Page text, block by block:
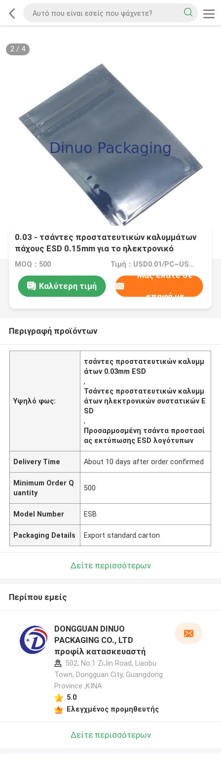
2/ 4
0.03 - τσάντες προστατευτικών καλυμμάτων
πάχους ESD 0.15mm για το ηλεκτρονικό
συστατικό
MOQ：500 Τιμή：USD0.01/PC~USD0.13/PC
Καλύτερη τιμή
Μας ελάτε σε
επαφή με
Περιγραφή προϊόντων
Υψηλό φως:
τσάντες προστατευτικών καλυμμ
άτων 0.03mm ESD
,
Τσάντες προστατευτικών καλυμμ
άτων ηλεκτρονικών συστατικών E
SD
,
Προσαρμοσμένη τσάντα προστασί
ας εκτύπωσης ESD λογότυπων
Delivery Time About 10 days after order confirmed
Minimum Order Q
uantity
500
Model Number ESB
Packaging Details Export standard carton
Δείτε περισσότερων
Περίπου εμείς
DONGGUAN DINUO
PACKAGING CO., LTD
προφίλ κατασκευαστή
502, No.1 ZiJin Road, Liaobu
Town, Dongguan City, Guangdong
Province ,ΚΙΝΑ
5.0
Ελεγχμένος προμηθευτής
Δείτε περισσότερων